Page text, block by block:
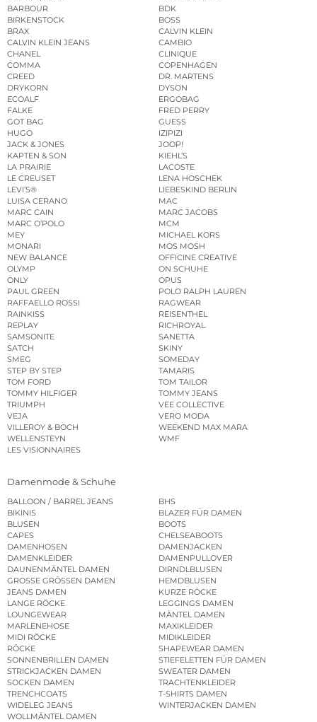
BARBOUR
BDK
BIRKENSTOCK
BOSS
BRAX
CALVIN KLEIN
CALVIN KLEIN JEANS
CAMBIO
CHANEL
CLINIQUE
COMMA
COPENHAGEN
CREED
DR. MARTENS
DRYKORN
DYSON
ECOALF
ERGOBAG
FALKE
FRED PERRY
GOT BAG
GUESS
HUGO
IZIPIZI
JACK & JONES
JOOP!
KAPTEN & SON
KIEHL’S
LA PRAIRIE
LACOSTE
LE CREUSET
LENA HOSCHEK
LEVI’S®
LIEBESKIND BERLIN
LUISA CERANO
MAC
MARC CAIN
MARC JACOBS
MARC O’POLO
MCM
MEY
MICHAEL KORS
MONARI
MOS MOSH
NEW BALANCE
OFFICINE CREATIVE
OLYMP
ON SCHUHE
ONLY
OPUS
PAUL GREEN
POLO RALPH LAUREN
RAFFAELLO ROSSI
RAGWEAR
RAINKISS
REISENTHEL
REPLAY
RICHROYAL
SAMSONITE
SANETTA
SATCH
SKINY
SMEG
SOMEDAY
STEP BY STEP
TAMARIS
TOM FORD
TOM TAILOR
TOMMY HILFIGER
TOMMY JEANS
TRIUMPH
VEE COLLECTIVE
VEJA
VERO MODA
VILLEROY & BOCH
WEEKEND MAX MARA
WELLENSTEYN
WMF
LES VISIONNAIRES
Damenmode & Schuhe
BALLOON / BARREL JEANS
BHS
BIKINIS
BLAZER FÜR DAMEN
BLUSEN
BOOTS
CAPES
CHELSEABOOTS
DAMENHOSEN
DAMENJACKEN
DAMENKLEIDER
DAMENPULLOVER
DAUNENMÄNTEL DAMEN
DIRNDLBLUSEN
GROSSE GRÖSSEN DAMEN
HEMDBLUSEN
JEANS DAMEN
KURZE RÖCKE
LANGE RÖCKE
LEGGINGS DAMEN
LOUNGEWEAR
MÄNTEL DAMEN
MARLENEHOSE
MAXIKLEIDER
MIDI RÖCKE
MIDIKLEIDER
RÖCKE
SHAPEWEAR DAMEN
SONNENBRILLEN DAMEN
STIEFELETTEN FÜR DAMEN
STRICKJACKEN DAMEN
SWEATER DAMEN
SOCKEN DAMEN
TRACHTENKLEIDER
TRENCHCOATS
T-SHIRTS DAMEN
WIDELEG JEANS
WINTERJACKEN DAMEN
WOLLMÄNTEL DAMEN